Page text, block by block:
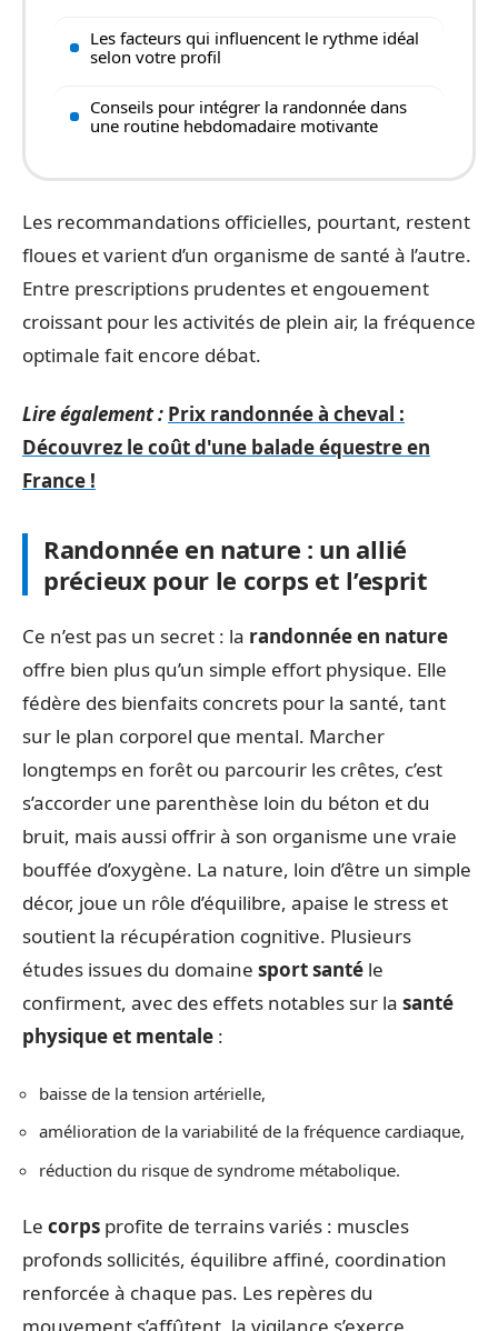
Les facteurs qui influencent le rythme idéal
selon votre profil
Conseils pour intégrer la randonnée dans
une routine hebdomadaire motivante
Les recommandations officielles, pourtant, restent
floues et varient d’un organisme de santé à l’autre.
Entre prescriptions prudentes et engouement
croissant pour les activités de plein air, la fréquence
optimale fait encore débat.
Lire également : Prix randonnée à cheval :
Découvrez le coût d'une balade équestre en
France !
Randonnée en nature : un allié
précieux pour le corps et l’esprit
Ce n’est pas un secret : la randonnée en nature
offre bien plus qu’un simple effort physique. Elle
fédère des bienfaits concrets pour la santé, tant
sur le plan corporel que mental. Marcher
longtemps en forêt ou parcourir les crêtes, c’est
s’accorder une parenthèse loin du béton et du
bruit, mais aussi offrir à son organisme une vraie
bouffée d’oxygène. La nature, loin d’être un simple
décor, joue un rôle d’équilibre, apaise le stress et
soutient la récupération cognitive. Plusieurs
études issues du domaine sport santé le
confirment, avec des effets notables sur la santé
physique et mentale :
baisse de la tension artérielle,
amélioration de la variabilité de la fréquence cardiaque,
réduction du risque de syndrome métabolique.
Le corps profite de terrains variés : muscles
profonds sollicités, équilibre affiné, coordination
renforcée à chaque pas. Les repères du